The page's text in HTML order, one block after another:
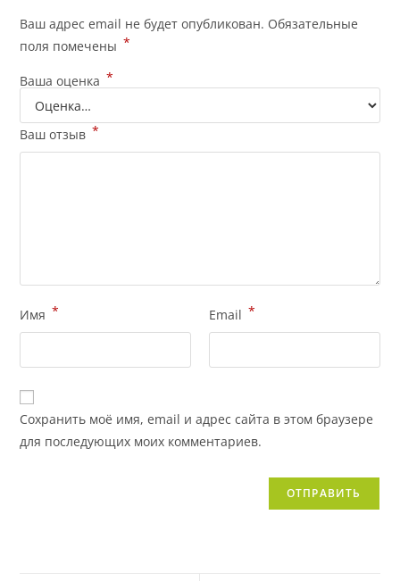
Ваш адрес email не будет опубликован. Обязательные
поля помечены *
Ваша оценка *
Ваш отзыв *
Имя * Email *
Сохранить моё имя, email и адрес сайта в этом браузере
для последующих моих комментариев.